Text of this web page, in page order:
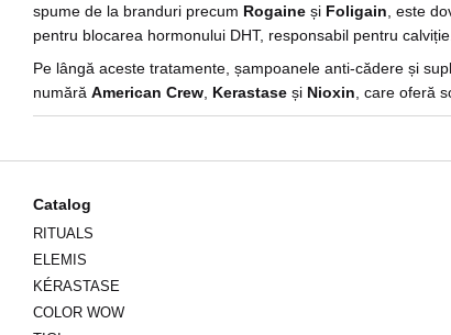
spume de la branduri precum Rogaine și Foligain , este
pentru blocarea hormonului DHT, responsabil pentru calviție.
Pe lângă aceste tratamente, șampoanele anti-cădere și
numără American Crew Kerastase și Nioxin , care oferă
Catalog
RITUALS
ELEMIS
KÉRASTASE
COLOR WOW